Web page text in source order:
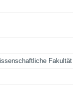
Fakultät